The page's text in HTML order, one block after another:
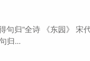
句归”全诗 《东园》 宋
归...